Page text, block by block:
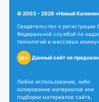
© 2003 - 2026 «Новый
Свидетельство о
Федеральной службой по
технологий и массовых
18+ Данный сайт не
Любое использование, либо
копирование материалов или
подборки материалов сайта,